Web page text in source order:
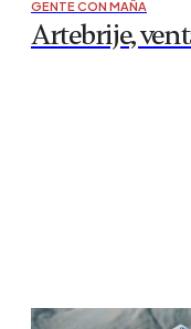
GENTE CON MAÑA
Artebrije,